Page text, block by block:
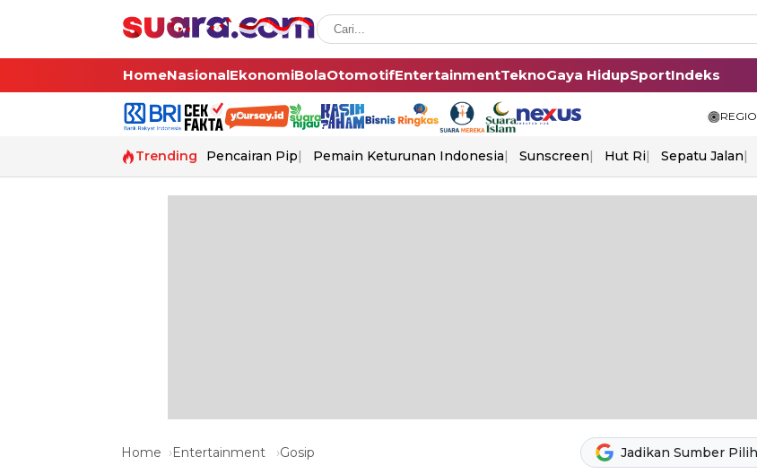
HomeNasionalEkonomiBolaOtomotifEntertainmentTeknoGaya HidupSportIndeks
Trending Pencairan Pip Pemain Keturunan Indonesia Sunscreen Hut Ri Sepatu Jalan
Home Entertainment Gosip Jadikan Sumber